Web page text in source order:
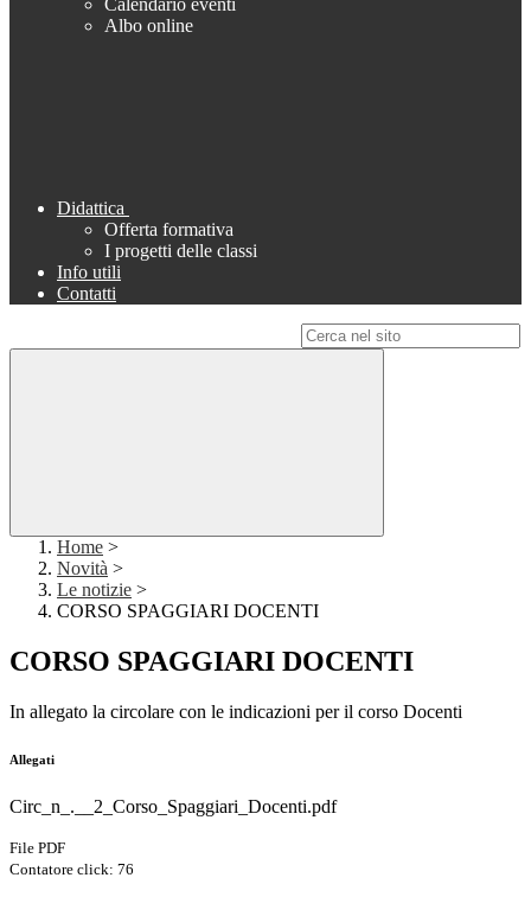
Calendario eventi
Albo online
Didattica
Offerta formativa
I progetti delle classi
Info utili
Contatti
Home >
Novità >
Le notizie >
CORSO SPAGGIARI DOCENTI
CORSO SPAGGIARI DOCENTI
In allegato la circolare con le indicazioni per il corso Docenti
Allegati
Circ_n_.__2_Corso_Spaggiari_Docenti.pdf
File PDF
Contatore click: 76